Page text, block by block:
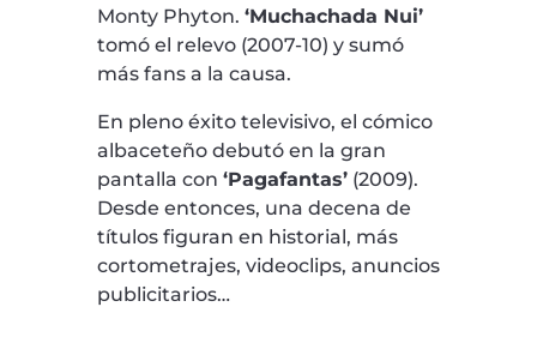
Monty Phyton. ‘Muchachada Nui’
tomó el relevo (2007-10) y sumó
más fans a la causa.
En pleno éxito televisivo, el cómico
albaceteño debutó en la gran
pantalla con ‘Pagafantas’(2009).
Desde entonces, una decena de
títulos figuran en historial, más
cortometrajes, videoclips, anuncios
publicitarios…